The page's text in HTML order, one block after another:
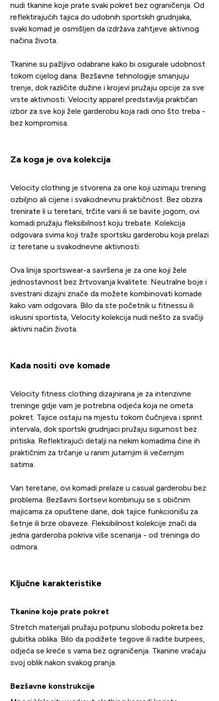
nudi tkanine koje prate svaki pokret bez ograničenja. Od
reflektirajućih tajica do udobnih sportskih grudnjaka,
svaki komad je osmišljen da izdržava zahtjeve aktivnog
načina života.
Tkanine su pažljivo odabrane kako bi osigurale udobnost
tokom cijelog dana. Bezšavne tehnologije smanjuju
trenje, dok različite dužine i krojevi pružaju opcije za sve
vrste aktivnosti. Velocity apparel predstavlja praktičan
izbor za sve koji žele garderobu koja radi ono što treba -
bez kompromisa.
Za koga je ova kolekcija
Velocity clothing je stvorena za one koji uzimaju trening
ozbiljno ali cijene i svakodnevnu praktičnost. Bez obzira
trenirate li u teretani, trčite vani ili se bavite jogom, ovi
komadi pružaju fleksibilnost koju trebate. Kolekcija
odgovara svima koji traže sportsku garderobu koja prelazi
iz teretane u svakodnevne aktivnosti.
Ova linija sportswear-a savršena je za one koji žele
jednostavnost bez žrtvovanja kvalitete. Neutralne boje i
svestrani dizajni znače da možete kombinovati komade
kako vam odgovara. Bilo da ste početnik u fitnessu ili
iskusni sportista, Velocity kolekcija nudi nešto za svačiji
aktivni način života.
Kada nositi ove komade
Velocity fitness clothing dizajnirana je za intenzivne
treninge gdje vam je potrebna odjeća koja ne ometa
pokret. Tajice ostaju na mjestu tokom čučnjeva i sprint
intervala, dok sportski grudnjaci pružaju sigurnost bez
pritiska. Reflektirajući detalji na nekim komadima čine ih
praktičnim za trčanje u ranim jutarnjim ili večernjim
satima.
Van teretane, ovi komadi prelaze u casual garderobu bez
problema. Bezšavni šortsevi kombinuju se s običnim
majicama za opuštene dane, dok tajice funkcionišu za
šetnje ili brze obaveze. Fleksibilnost kolekcije znači da
jedna garderoba pokriva više scenarija - od treninga do
odmora.
Ključne karakteristike
Tkanine koje prate pokret
Stretch materijali pružaju potpunu slobodu pokreta bez
gubitka oblika. Bilo da podižete tegove ili radite burpees,
odjeća se kreće s vama bez ograničenja. Tkanine vraćaju
svoj oblik nakon svakog pranja.
Bezšavne konstrukcije